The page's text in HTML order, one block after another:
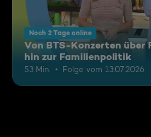
Noch 2 Tage online
Von BTS-Konzerten über
hin zur Familienpolitik
53 Min. Folge vom 13.07.2026